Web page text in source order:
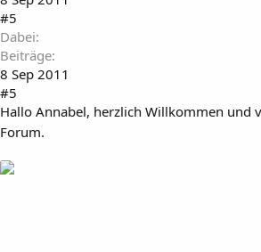
#5
Dabei
Beiträge
8 Sep 2011
#5
Hallo Annabel, herzlich Willkommen und
Forum.